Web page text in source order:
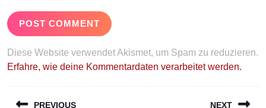
Diese Website verwendet Akismet, um Spam zu reduzieren.
Erfahre, wie deine Kommentardaten verarbeitet werden.
PREVIOUS NEXT